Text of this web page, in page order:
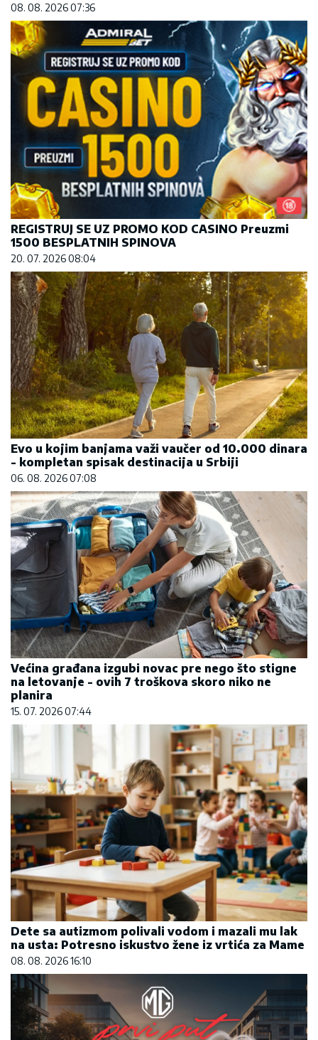
08. 08. 2026 07:36
REGISTRUJ SE UZ PROMO KOD CASINO Preuzmi
1500 BESPLATNIH SPINOVA
20. 07. 2026 08:04
Evo u kojim banjama važi vaučer od 10.000 dinara
- kompletan spisak destinacija u Srbiji
06. 08. 2026 07:08
Većina građana izgubi novac pre nego što stigne
na letovanje - ovih 7 troškova skoro niko ne
planira
15. 07. 2026 07:44
Dete sa autizmom polivali vodom i mazali mu lak
na usta: Potresno iskustvo žene iz vrtića za Mame
08. 08. 2026 16:10